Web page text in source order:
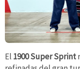
El 1900 Super Sprint